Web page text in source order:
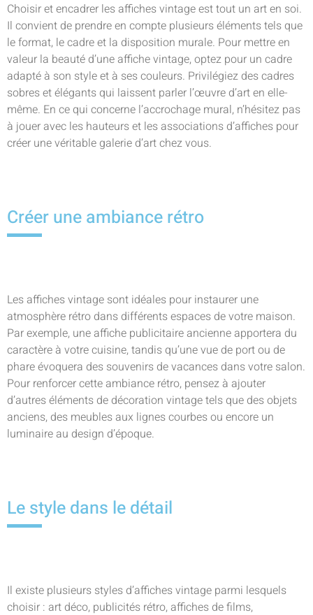
Choisir et encadrer les affiches vintage est tout un art en soi.
Il convient de prendre en compte plusieurs éléments tels que
le format, le cadre et la disposition murale. Pour mettre en
valeur la beauté d’une affiche vintage, optez pour un cadre
adapté à son style et à ses couleurs. Privilégiez des cadres
sobres et élégants qui laissent parler l’œuvre d’art en elle-
même. En ce qui concerne l’accrochage mural, n’hésitez pas
à jouer avec les hauteurs et les associations d’affiches pour
créer une véritable galerie d’art chez vous.
Créer une ambiance rétro
Les affiches vintage sont idéales pour instaurer une
atmosphère rétro dans différents espaces de votre maison.
Par exemple, une affiche publicitaire ancienne apportera du
caractère à votre cuisine, tandis qu’une vue de port ou de
phare évoquera des souvenirs de vacances dans votre salon.
Pour renforcer cette ambiance rétro, pensez à ajouter
d’autres éléments de décoration vintage tels que des objets
anciens, des meubles aux lignes courbes ou encore un
luminaire au design d’époque.
Le style dans le détail
Il existe plusieurs styles d’affiches vintage parmi lesquels
choisir : art déco, publicités rétro, affiches de films,